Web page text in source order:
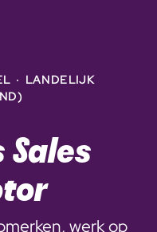
· LANDELIJK
Sales
werk op